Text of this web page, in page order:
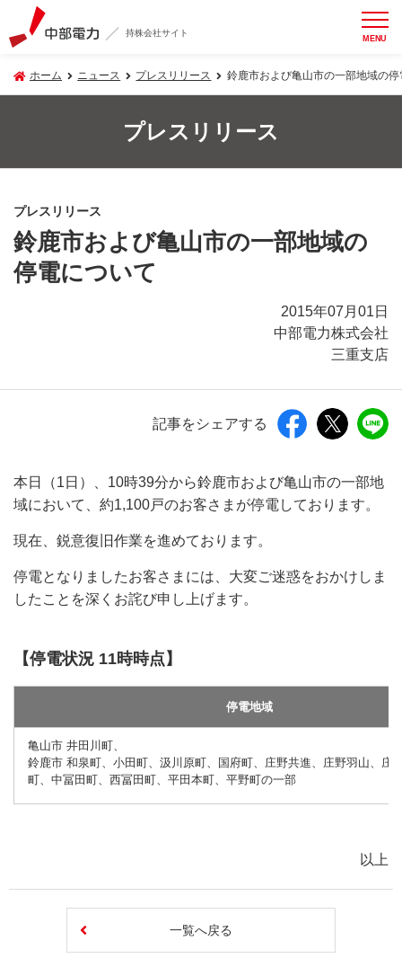
持株会社サイト MENU
ホーム ニュース プレスリリース 鈴鹿市および亀山市の一部地域の
プレスリリース
プレスリリース
鈴鹿市および亀山市の一部地域の
停電について
2015年07月01日
中部電力株式会社
三重支店
記事をシェアする
本日（1日）、10時39分から鈴鹿市および亀山市の一部地
域において、約1,100戸のお客さまが停電しております。
現在、鋭意復旧作業を進めております。
停電となりましたお客さまには、大変ご迷惑をおかけしま
したことを深くお詫び申し上げます。
【停電状況 11時時点】
停電地域
亀山市 井田川町、
鈴鹿市 和泉町、小田町、汲川原町、国府町、庄野共進、庄野羽山、庄
町、中冨田町、西冨田町、平田本町、平野町の一部
以上
一覧へ戻る